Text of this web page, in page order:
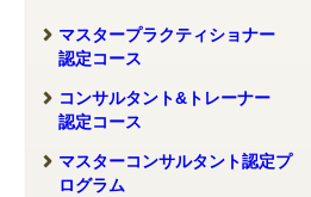
マスタープラクティショナー
認定コース
コンサルタント&トレーナー
認定コース
マスターコンサルタント認定プ
ログラム